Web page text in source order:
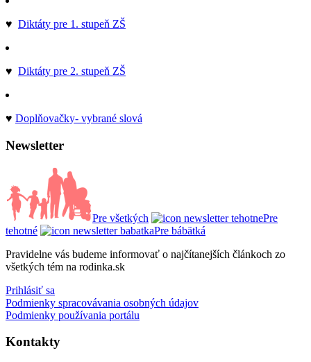
♥ Diktáty pre 1. stupeň ZŠ
♥ Diktáty pre 2. stupeň ZŠ
♥ Doplňovačky- vybrané slová
Newsletter
Pre všetkých
Pre
tehotné
Pre bábätká
Pravidelne vás budeme informovať o najčítanejších článkoch zo
všetkých tém na rodinka.sk
Prihlásiť sa
Podmienky spracovávania osobných údajov
Podmienky používania portálu
Kontakty